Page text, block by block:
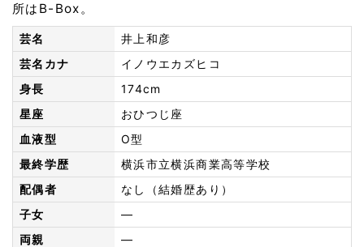
所はB-Box。
芸名
井上和彦
芸名カナ
イノウエカズヒコ
身長
174cm
星座
おひつじ座
血液型
O型
最終学歴
横浜市立横浜商業高等学校
配偶者
なし（結婚歴あり）
子女
—
両親
—